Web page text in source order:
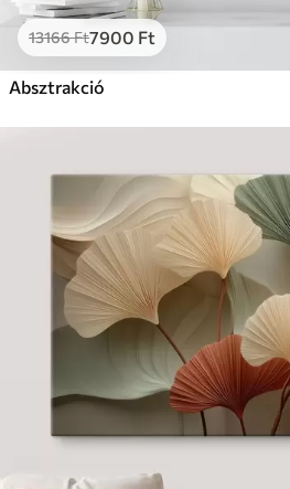
13166Ft7900 Ft
Absztrakció